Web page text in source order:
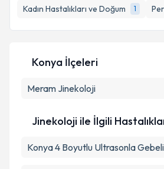
Kadın Hastalıkları ve Doğum
1
Metni'ni okudum ve kişisel
Konya İlçeleri
Meram Jinekoloji
Jinekoloji ile İlgili
Konya 4 Boyutlu Ultrasonla